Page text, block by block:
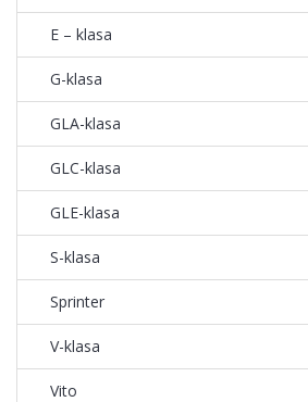
E – klasa
G-klasa
GLA-klasa
GLC-klasa
GLE-klasa
S-klasa
Sprinter
V-klasa
Vito